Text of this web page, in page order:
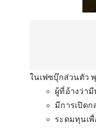
ในเฟซบุ๊กส่วนตัว
ผู้ที่อ้างว่า
มีการเปิด
ระดมทุนเ